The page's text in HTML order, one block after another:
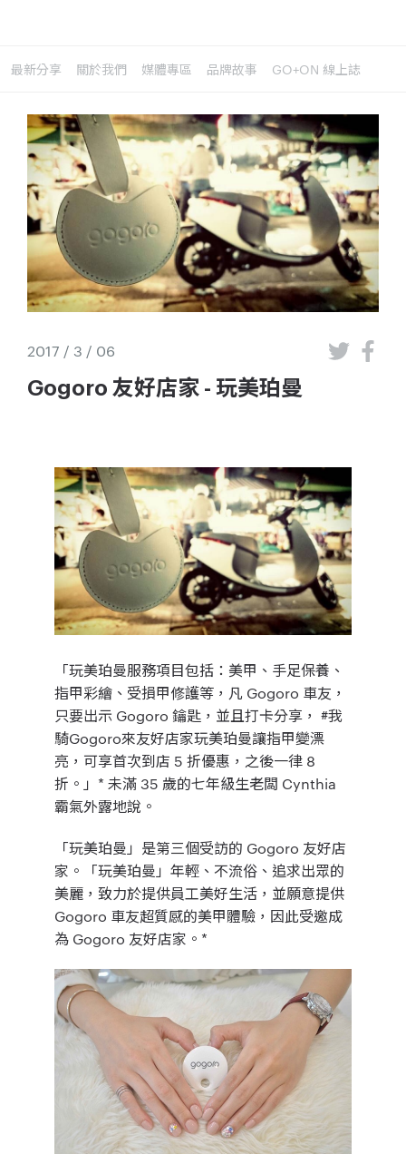
最新分享 關於我們 媒體專區 品牌故事 GO+ON 線上誌
2017 / 3 / 06
Gogoro 友好店家 - 玩美珀曼
「玩美珀曼服務項目包括：美甲、手足保養、
指甲彩繪、受損甲修護等，凡 Gogoro 車友，
只要出示 Gogoro 鑰匙，並且打卡分享， #我
騎Gogoro來友好店家玩美珀曼讓指甲變漂
亮 ，可享首次到店 5 折優惠，之後一律 8
折。」* 未滿 35 歲的七年級生老闆 Cynthia
霸氣外露地說。
「玩美珀曼」是第三個受訪的 Gogoro 友好店
家。「玩美珀曼」年輕、不流俗、追求出眾的
美麗，致力於提供員工美好生活，並願意提供
Gogoro 車友超質感的美甲體驗，因此受邀成
為 Gogoro 友好店家。 *